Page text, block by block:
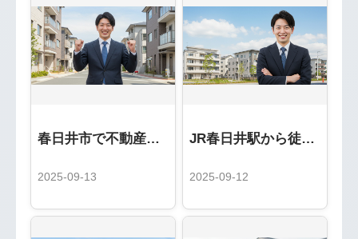
春日井市で不動産売却を成功させる完全ガイド：地域密着「いろは屋」が教える5つの秘訣
2025-09-13
JR春日井駅から徒歩1分！アクセス抜群の不動産のいろは屋をご利用ください
2025-09-12